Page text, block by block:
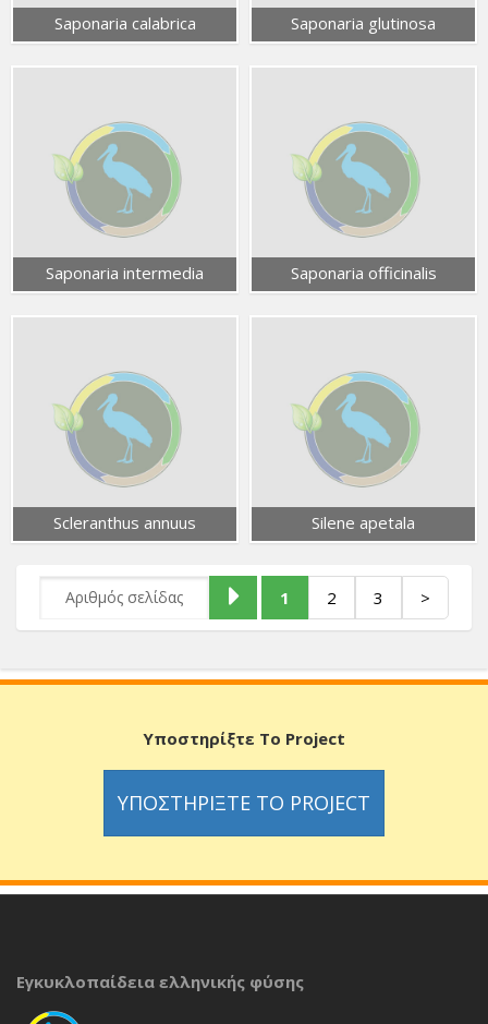
Saponaria calabrica Saponaria glutinosa
Saponaria intermedia Saponaria officinalis
Scleranthus annuus Silene apetala
1 2 3 >
Υποστηρίξτε Το Project
ΥΠΟΣΤΗΡΊΞΤΕ ΤΟ PROJECT
Εγκυκλοπαίδεια ελληνικής φύσης